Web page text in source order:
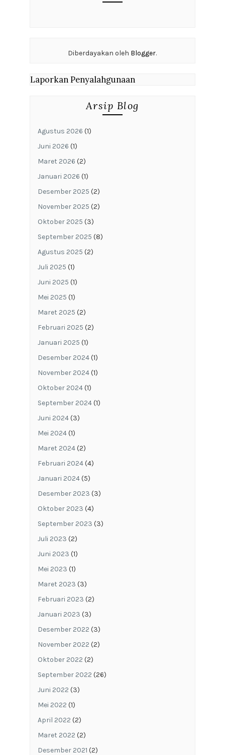
Diberdayakan oleh Blogger.
Laporkan Penyalahgunaan
Arsip Blog
Agustus 2026 (1)
Juni 2026 (1)
Maret 2026 (2)
Januari 2026 (1)
Desember 2025 (2)
November 2025 (2)
Oktober 2025 (3)
September 2025 (8)
Agustus 2025 (2)
Juli 2025 (1)
Juni 2025 (1)
Mei 2025 (1)
Maret 2025 (2)
Februari 2025 (2)
Januari 2025 (1)
Desember 2024(1)
November 2024(1)
Oktober 2024(1)
September 2024(1)
Juni 2024(3)
Mei 2024(1)
Maret 2024(2)
Februari 2024(4)
Januari 2024(5)
Desember 2023 (3)
Oktober 2023 (4)
September 2023 (3)
Juli 2023 (2)
Juni 2023 (1)
Mei 2023 (1)
Maret 2023 (3)
Februari 2023 (2)
Januari 2023 (3)
Desember 2022 (3)
November 2022 (2)
Oktober 2022 (2)
September 2022 (26)
Juni 2022 (3)
Mei 2022 (1)
April 2022 (2)
Maret 2022 (2)
Desember 2021 (2)